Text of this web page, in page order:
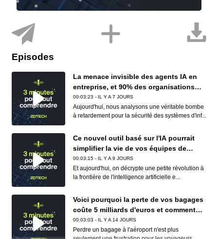
Episodes
La menace invisible des agents IA en
entreprise, et 90% des organisations
sont concernées
00:03:23 - IL Y A 7 JOURS
Aujourd'hui, nous analysons une véritable bombe
à retardement pour la sécurité des systèmes d'inf...
Ce nouvel outil basé sur l'IA pourrait
simplifier la vie de vos équipes de
conformité (et de vos développeurs)
00:03:15 - IL Y A 9 JOURS
Et aujourd'hui, on décrypte une petite révolution à
la frontière de l'intelligence artificielle e...
Voici pourquoi la perte de vos bagages
coûte 5 milliards d'euros et comment
Apple et Google réduisent déjà ce
cauchemar logistique
00:03:03 - IL Y A 14 JOURS
Perdre un bagage à l'aéroport n'est plus